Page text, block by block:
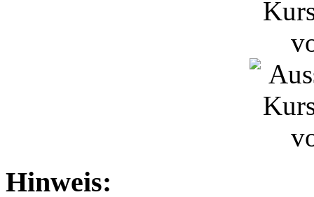
Hinweis: